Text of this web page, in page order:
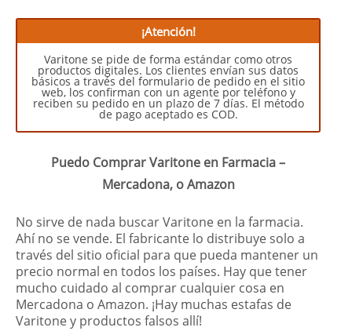
¡Atención!
Varitone se pide de forma estándar como otros
productos digitales. Los clientes envían sus datos
básicos a través del formulario de pedido en el sitio
web, los confirman con un agente por teléfono y
reciben su pedido en un plazo de 7 días. El método
de pago aceptado es COD.
Puedo Comprar Varitone en Farmacia –
Mercadona, o Amazon
No sirve de nada buscar Varitone en la farmacia.
Ahí no se vende. El fabricante lo distribuye solo a
través del sitio oficial para que pueda mantener un
precio normal en todos los países. Hay que tener
mucho cuidado al comprar cualquier cosa en
Mercadona o Amazon. ¡Hay muchas estafas de
Varitone y productos falsos allí!